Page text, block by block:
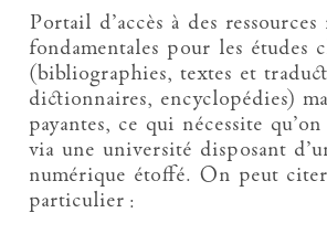
Portail d’accès à des ressources
fondamentales pour les études
(bibliographies, textes et
dictionnaires, encyclopédies)
payantes, ce qui nécessite
via une université disposant
numérique étoffé. On peut
particulier :